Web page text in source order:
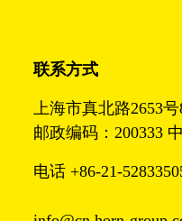
联系方式
上海市真北路2653号
邮政编码：200333
电话 +86-21-